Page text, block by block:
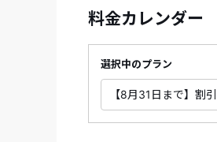
料金カレンダー
選択中のプラン